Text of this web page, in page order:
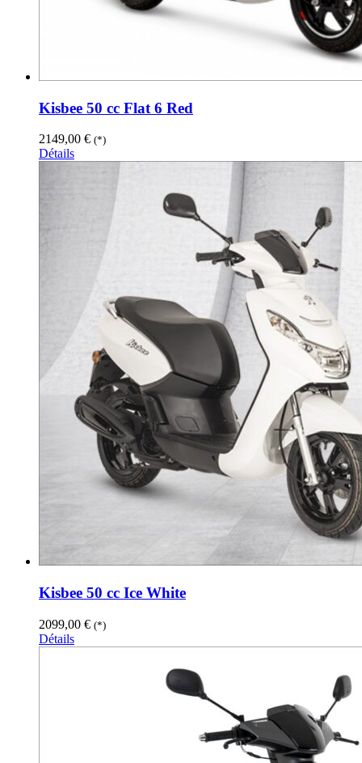
Kisbee 50 cc Flat 6 Red
2149,00 € (*)
Détails
Kisbee 50 cc Ice White
2099,00 € (*)
Détails